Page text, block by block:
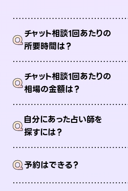
Qチャット相談1回あたりの
所要時間は？
Qチャット相談1回あたりの
相場の金額は？
Q自分にあった占い師を
探すには？
Q予約はできる？